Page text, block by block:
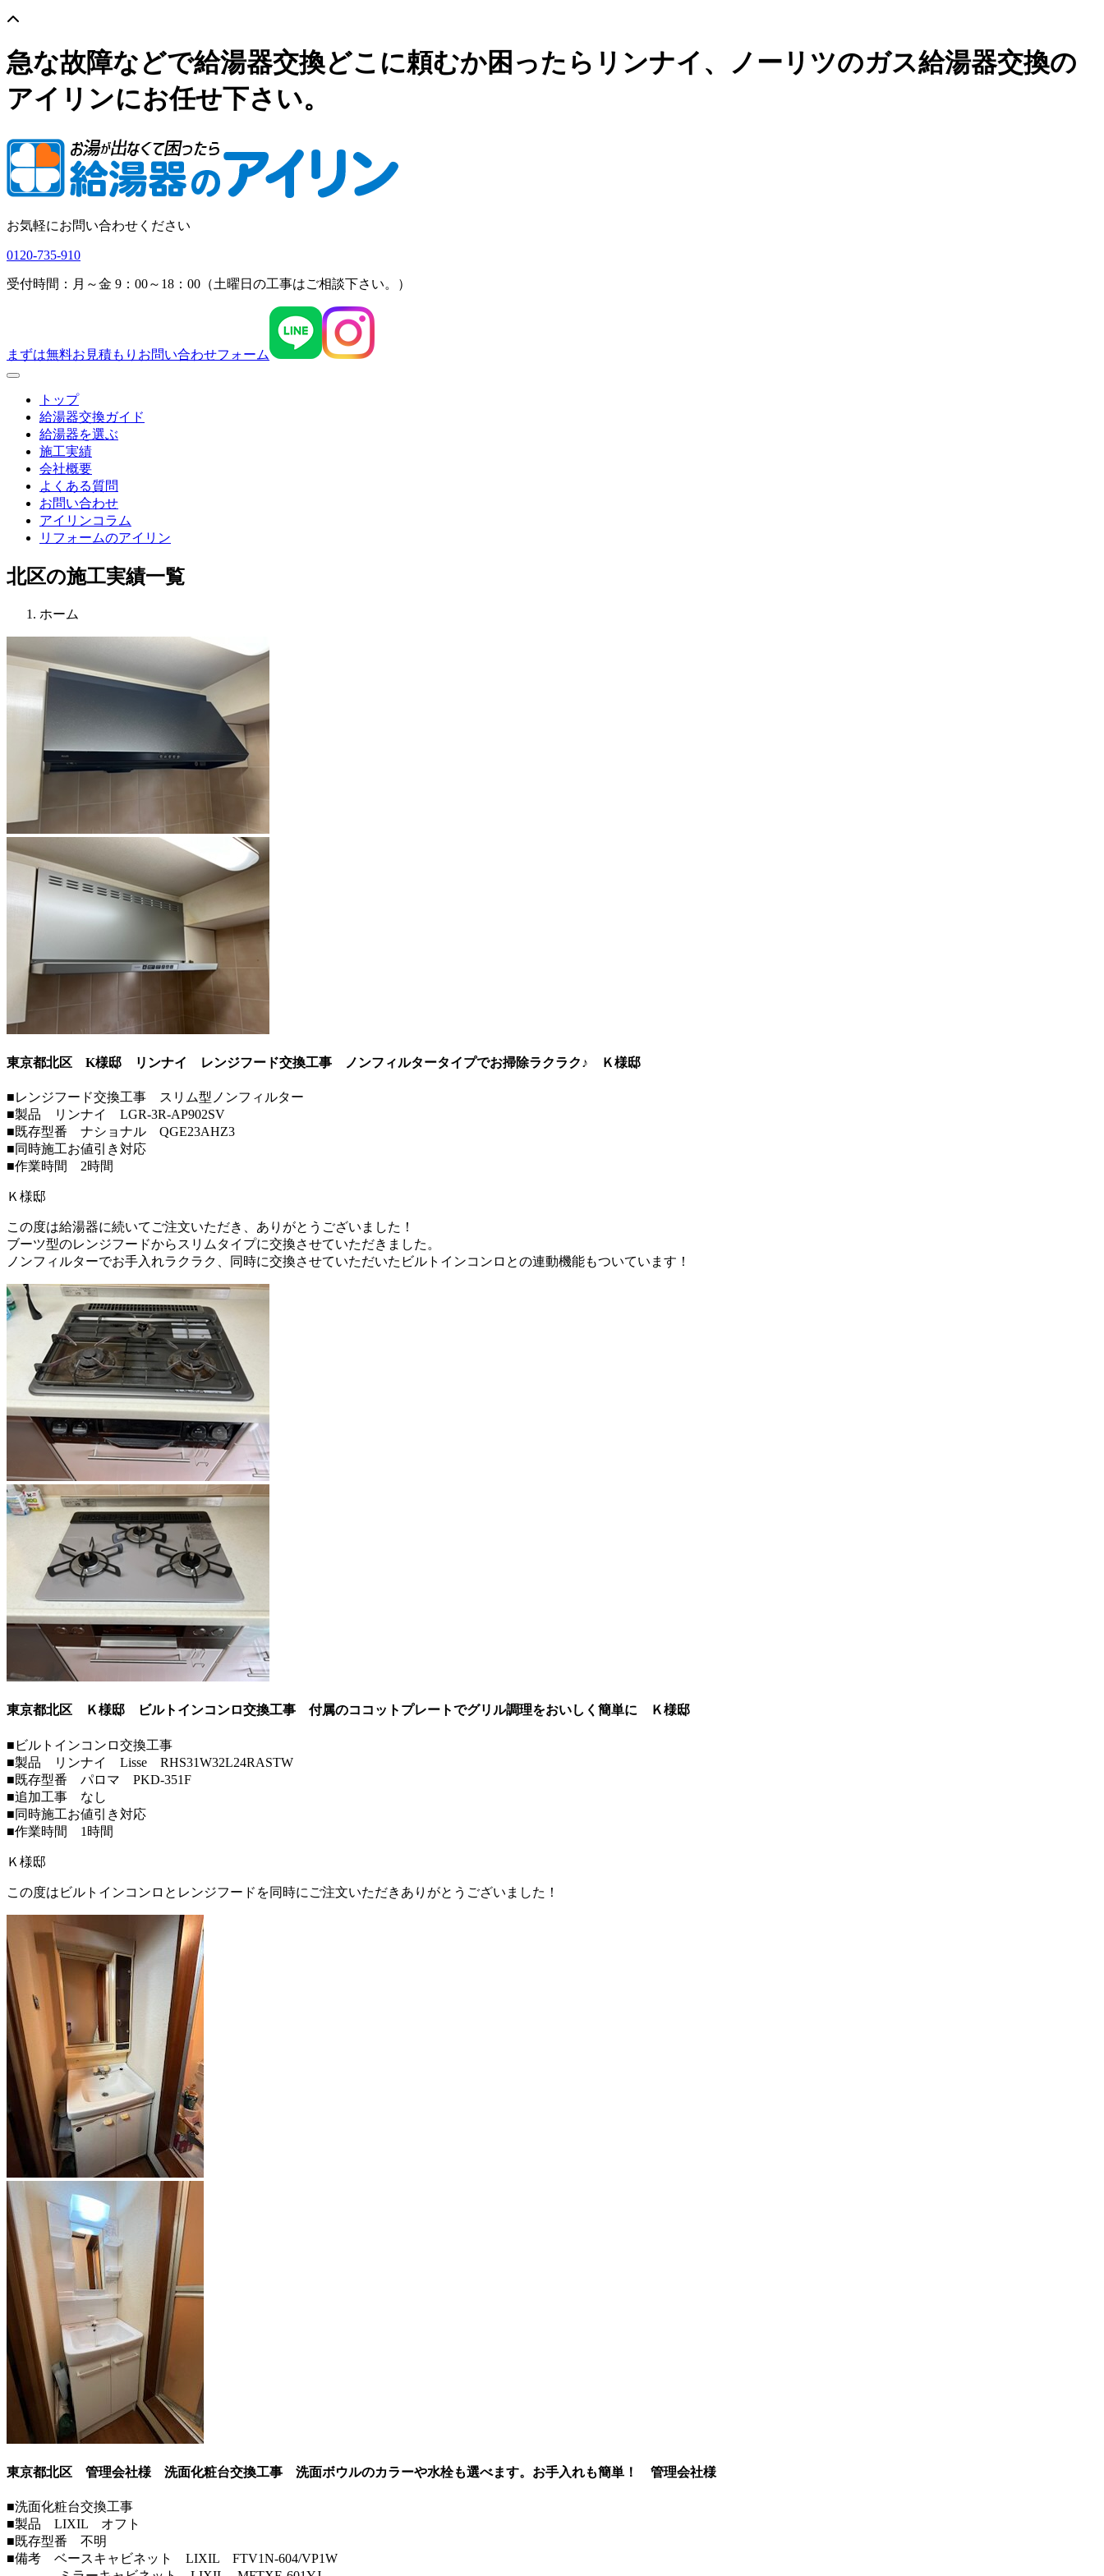
急な故障などで給湯器交換どこに頼むか困ったらリンナイ、ノーリツのガス給湯器交換の
アイリンにお任せ下さい。
お気軽にお問い合わせください
0120-735-910
受付時間：月～金 9：00～18：00（土曜日の工事はご相談下さい。）
まずは無料お見積もり お問い合わせフォーム
Menu
トップ
給湯器交換ガイド
給湯器を選ぶ
施工実績
会社概要
よくある質問
お問い合わせ
アイリンコラム
リフォームのアイリン
北区の施工実績一覧
ホーム
東京都北区 K様邸 リンナイ レンジフード交換工事 ノンフィルタータイプでお掃除ラクラク♪ Ｋ様邸
■レンジフード交換工事 スリム型ノンフィルター
■製品 リンナイ LGR-3R-AP902SV
■既存型番 ナショナル QGE23AHZ3
■同時施工お値引き対応
■作業時間 2時間
Ｋ様邸
この度は給湯器に続いてご注文いただき、ありがとうございました！
ブーツ型のレンジフードからスリムタイプに交換させていただきました。
ノンフィルターでお手入れラクラク、同時に交換させていただいたビルトインコンロとの連動機能もついています！
東京都北区 Ｋ様邸 ビルトインコンロ交換工事 付属のココットプレートでグリル調理をおいしく簡単に Ｋ様邸
■ビルトインコンロ交換工事
■製品 リンナイ Lisse RHS31W32L24RASTW
■既存型番 パロマ PKD-351F
■追加工事 なし
■同時施工お値引き対応
■作業時間 1時間
Ｋ様邸
この度はビルトインコンロとレンジフードを同時にご注文いただきありがとうございました！
東京都北区 管理会社様 洗面化粧台交換工事 洗面ボウルのカラーや水栓も選べます。お手入れも簡単！ 管理会社様
■洗面化粧台交換工事
■製品 LIXIL オフト
■既存型番 不明
■備考 ベースキャビネット LIXIL FTV1N-604/VP1W